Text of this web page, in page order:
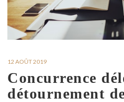
12 AOÛT 2019
Concurrence
détournement